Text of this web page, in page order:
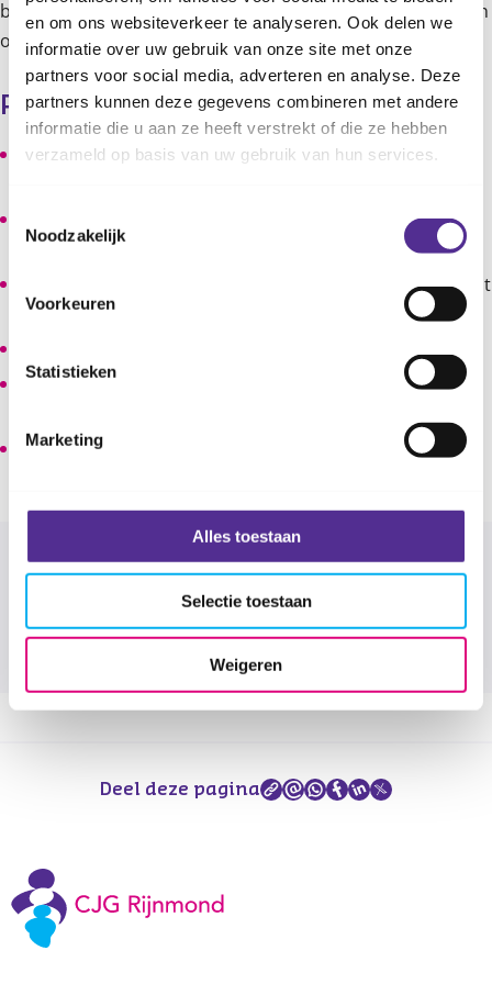
en om ons websiteverkeer te analyseren. Ook delen we
informatie over uw gebruik van onze site met onze
partners voor social media, adverteren en analyse. Deze
partners kunnen deze gegevens combineren met andere
informatie die u aan ze heeft verstrekt of die ze hebben
verzameld op basis van uw gebruik van hun services.
Noodzakelijk
Voorkeuren
Statistieken
Marketing
Alles toestaan
Selectie toestaan
Weigeren
baby’s dan wakker en gevoed zijn. Vaak hebben zijn dan zin
om te spelen en dingen te ontdekken.
Praktische informatie
Deze bijeenkomst is voor ouders met kinderen in de
Meedoen is gratis voor ouders van de aanbiedende
gemeente.
Per datum verschilt de CJG-locatie waar de bijeenkomst
gegeven wordt.
Je kunt het best makkelijk zittende kleding aantrekken.
Na aanmelding ontvang je nog meer praktische
Neem ook je luiertas en voeding voor je baby mee.
Selecteer gemeente
Woon je in de gemeente Ridderkerk?
Ja Nee
Deel deze pagina